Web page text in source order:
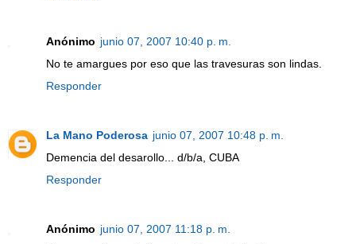
Anónimo junio 07, 2007 10:40 p. m.
No te amargues por eso que las travesuras son lindas.
Responder
La Mano Poderosa junio 07, 2007 10:48 p. m.
Demencia del desarollo... d/b/a, CUBA
Responder
Anónimo junio 07, 2007 11:18 p. m.